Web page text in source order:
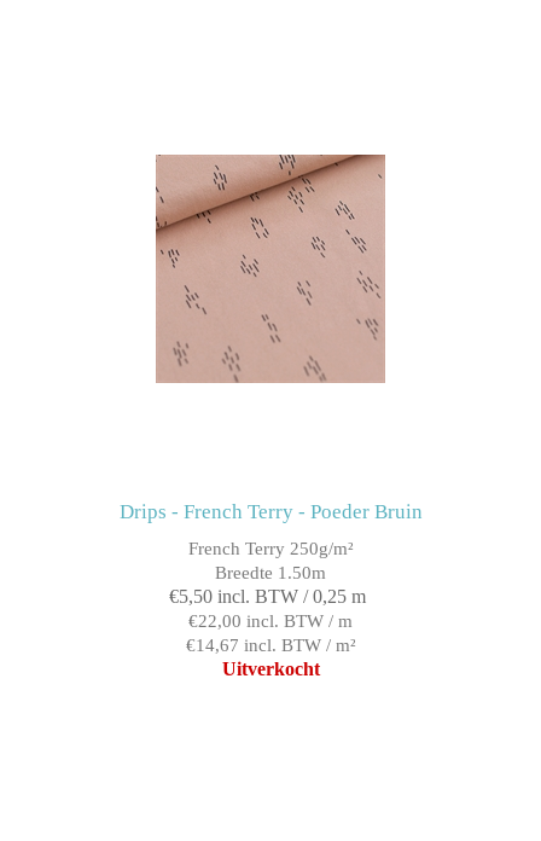
Drips - French Terry - Poeder Bruin
French Terry 250g/m²
Breedte 1.50m
€5,50 incl. BTW / 0,25 m
€22,00 incl. BTW / m
€14,67 incl. BTW / m²
Uitverkocht